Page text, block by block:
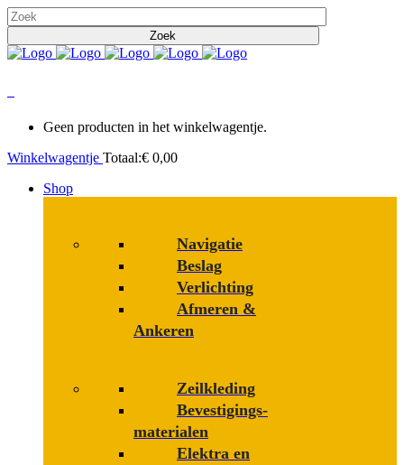
Geen producten in het winkelwagentje.
Winkelwagentje Totaal:€ 0,00
Shop
Navigatie
Beslag
Verlichting
Afmeren &
Ankeren
Zeilkleding
Bevestigings­­
materialen
Elektra en